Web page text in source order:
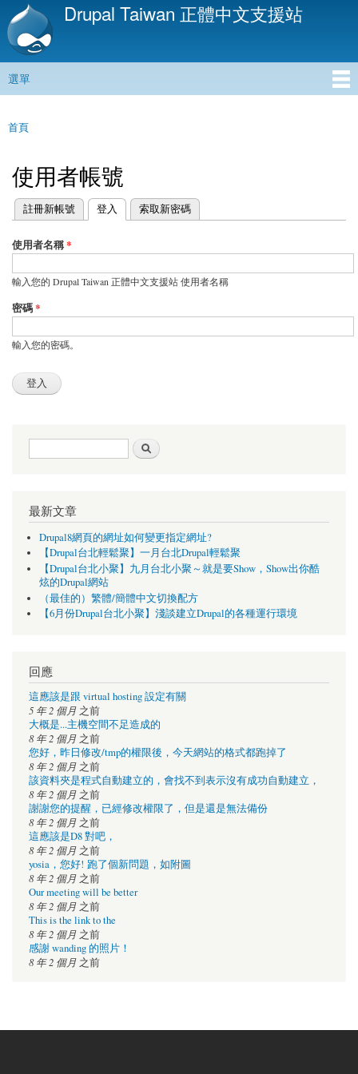
移
內
Drupal Taiwan 正體中文支援站
主選單
選單
您在這裡
首頁
使用者帳號
主要索引標籤
註冊新帳號 登入
(作用中頁籤) 索取新密碼
使用者名稱*
輸入您的 Drupal Taiwan 正體中文支援站 使用者名稱
密碼*
輸入您的密碼。
搜尋表單
最新文章
Drupal8網頁的網址如何變更指定網址?
【Drupal台北輕鬆聚】一月台北Drupal輕鬆聚
【Drupal台北小聚】九月台北小聚～就是要Show，Show出你酷
炫的Drupal網站
（最佳的）繁體/簡體中文切換配方
【6月份Drupal台北小聚】淺談建立Drupal的各種運行環境
回應
這應該是跟 virtual hosting 設定有關
5 年 2 個月 之前
大概是...主機空間不足造成的
8 年 2 個月 之前
您好，昨日修改/tmp的權限後，今天網站的格式都跑掉了
8 年 2 個月 之前
該資料夾是程式自動建立的，會找不到表示沒有成功自動建立，
8 年 2 個月 之前
謝謝您的提醒，已經修改權限了，但是還是無法備份
8 年 2 個月 之前
這應該是D8 對吧，
8 年 2 個月 之前
yosia，您好! 跑了個新問題，如附圖
8 年 2 個月 之前
Our meeting will be better
8 年 2 個月 之前
This is the link to the
8 年 2 個月 之前
感謝 wanding 的照片！
8 年 2 個月 之前